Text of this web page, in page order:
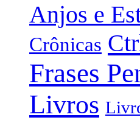
Anjos e
Crônicas
Frases
Livros